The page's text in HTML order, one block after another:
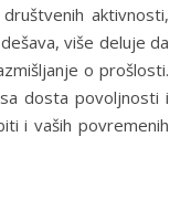
aktivnosti,
više deluje da
o prošlosti.
dosta povoljnosti i
i vaših povremenih